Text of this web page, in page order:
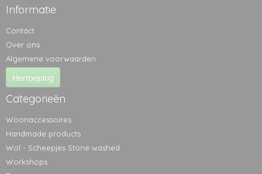
Informatie
Contact
Over ons
Algemene voorwaarden
Herroeping
Categorieën
Woonaccessoires
Handmade products
Wol - Scheepjes Stone washed
Workshops